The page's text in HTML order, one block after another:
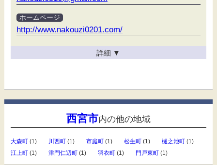
ホームページ
http://www.nakouzi0201.com/
詳細 ▼
西宮市内の他の地域
大森町(1) 川西町(1) 市庭町(1) 松生町(1) 樋之池町(1)
江上町(1) 津門仁辺町(1) 羽衣町(1) 門戸東町(1)